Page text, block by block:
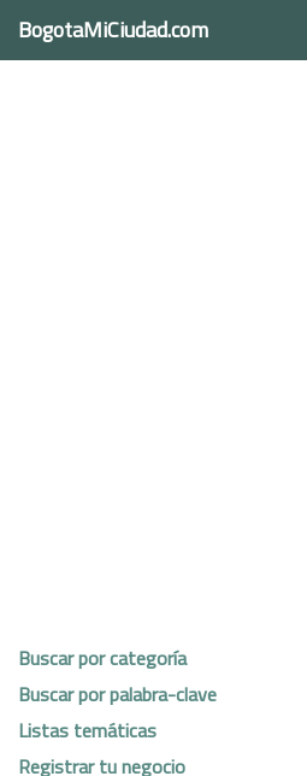
BogotaMiCiudad.com
Buscar por categoría
Buscar por palabra-clave
Listas temáticas
Registrar tu negocio